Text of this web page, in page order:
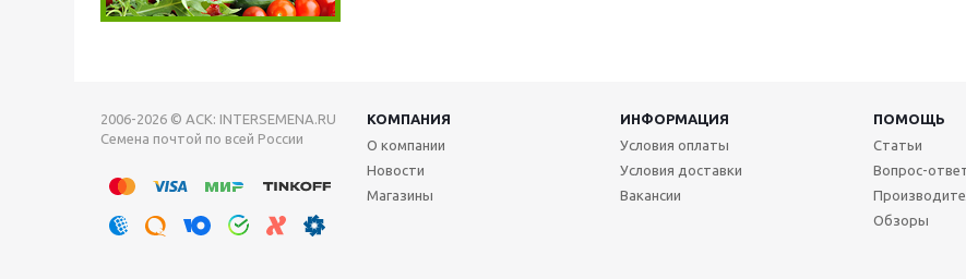
2006-2026 © АСК: INTERSEMENA.RU
Семена почтой по всей России
КОМПАНИЯ ИНФОРМАЦИЯ
ПОМОЩЬ
О компании
Новости
Магазины
Условия оплаты
Условия доставки
Вакансии
Статьи
Вопрос-
Обзоры